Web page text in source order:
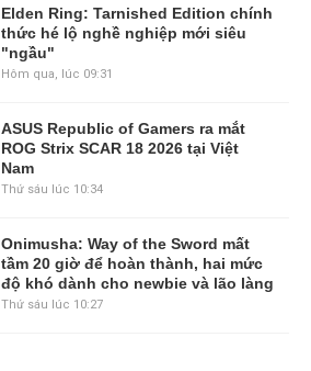
Elden Ring: Tarnished Edition chính
thức hé lộ nghề nghiệp mới siêu
"ngầu"
Hôm qua, lúc 09:31
ASUS Republic of Gamers ra mắt
ROG Strix SCAR 18 2026 tại Việt
Nam
Thứ sáu lúc 10:34
Onimusha: Way of the Sword mất
tầm 20 giờ để hoàn thành, hai mức
độ khó dành cho newbie và lão làng
Thứ sáu lúc 10:27